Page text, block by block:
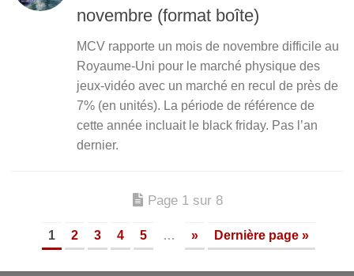
novembre (format boîte)
MCV rapporte un mois de novembre difficile au
Royaume-Uni pour le marché physique des
jeux-vidéo avec un marché en recul de près de
7% (en unités). La période de référence de
cette année incluait le black friday. Pas l’an
dernier.
Page 1 sur 8
1 2 3 4 5 … » Dernière page »